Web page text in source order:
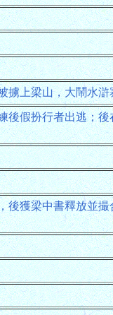
擄上梁山，大鬧水
假扮行者出逃；
獲梁中書釋放並